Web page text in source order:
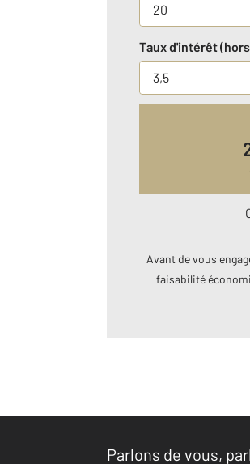
Taux d'intérêt
Avant de vous
faisabilité
Parlons de vous,